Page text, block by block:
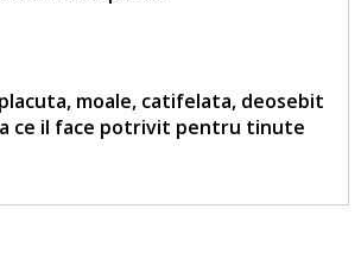
moale, catifelata, deosebit
ce il face potrivit pentru tinute